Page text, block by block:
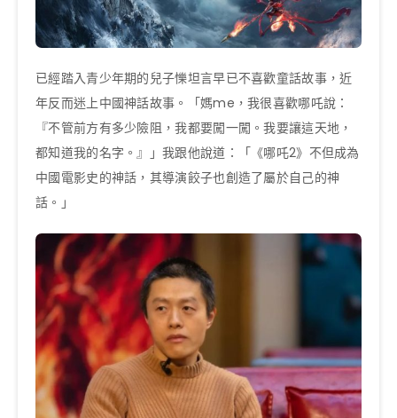
已經踏入青少年期的兒子㦡坦言早已不喜歡童話故事，近
年反而迷上中國神話故事。「媽me，我很喜歡哪吒說：
『不管前方有多少險阻，我都要闖一闖。我要讓這天地，
都知道我的名字。』」我跟他說道：「《哪吒2》不但成為
中國電影史的神話，其導演餃子也創造了屬於自己的神
話。」